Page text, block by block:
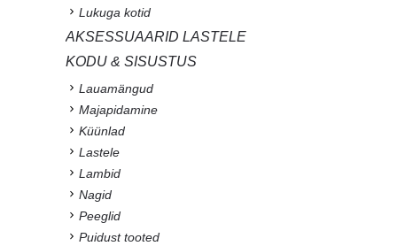
Lukuga kotid
AKSESSUAARID LASTELE
KODU & SISUSTUS
Lauamängud
Majapidamine
Küünlad
Lastele
Lambid
Nagid
Peeglid
Puidust tooted